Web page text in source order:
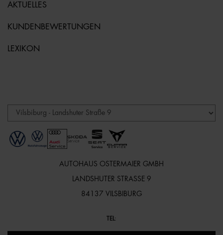
AKTUELLES
KUNDENBEWERTUNGEN
LEXIKON
AUTOHAUS OSTERMAIER GMBH
LANDSHUTER STRASSE 9
84137 VILSBIBURG
TEL :